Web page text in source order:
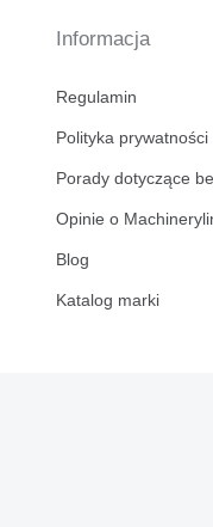
Informacja
Regulamin
Polityka prywatności
Porady dotyczące
Opinie o
Blog
Katalog marki